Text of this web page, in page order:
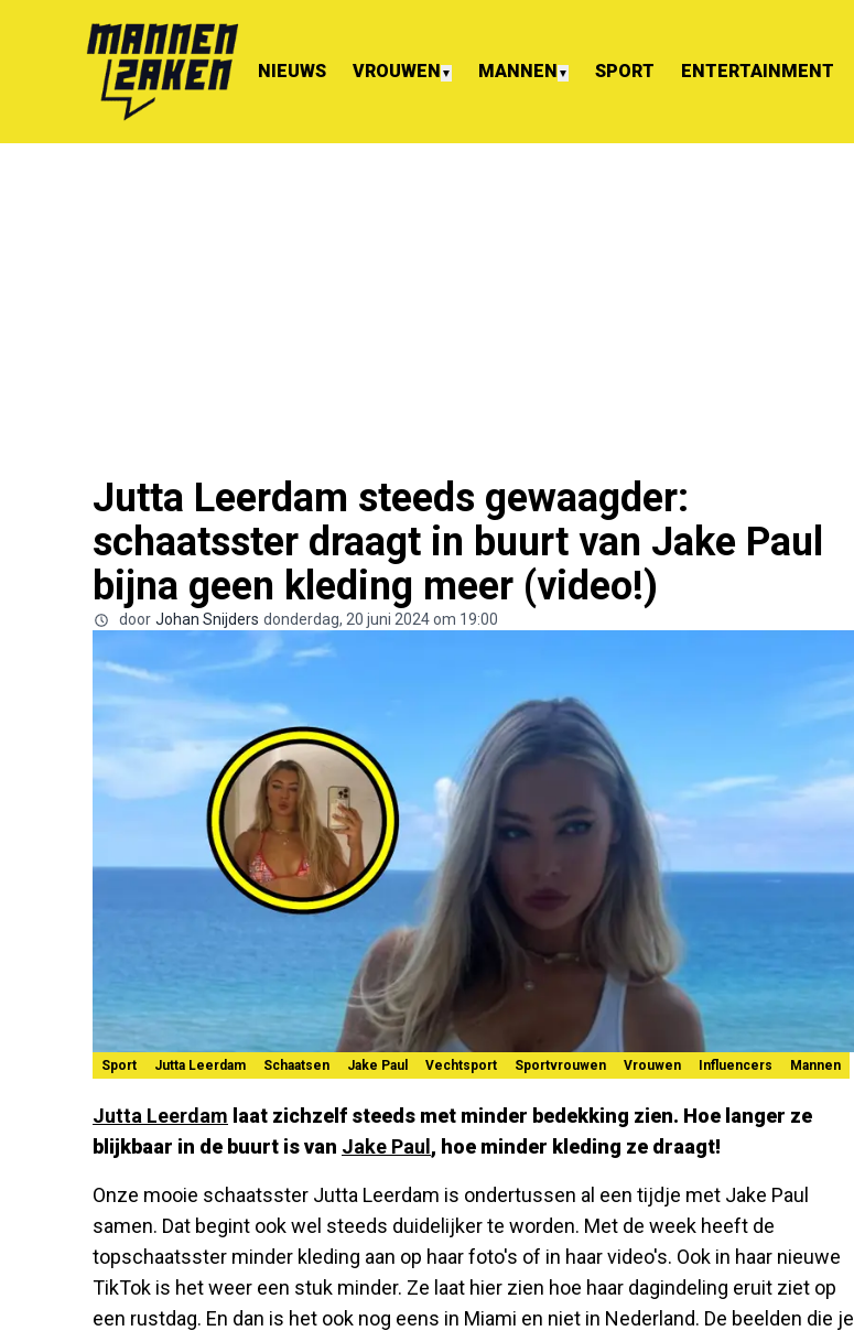
NIEUWS VROUWEN ▼ MANNEN ▼ SPORT ENTERTAINMENT
Jutta Leerdam steeds gewaagder:
schaatsster draagt in buurt van Jake Paul
bijna geen kleding meer (video!)
door Johan Snijders donderdag, 20 juni 2024 om 19:00
Sport Jutta Leerdam Schaatsen Jake Paul Vechtsport Sportvrouwen Vrouwen Influencers Mannen
Jutta Leerdam laat zichzelf steeds met minder bedekking zien. Hoe langer ze
blijkbaar in de buurt is van Jake Paul, hoe minder kleding ze draagt!
Onze mooie schaatsster Jutta Leerdam is ondertussen al een tijdje met Jake Paul
samen. Dat begint ook wel steeds duidelijker te worden. Met de week heeft de
topschaatsster minder kleding aan op haar foto's of in haar video's. Ook in haar nieuwe
TikTok is het weer een stuk minder. Ze laat hier zien hoe haar dagindeling eruit ziet op
een rustdag. En dan is het ook nog eens in Miami en niet in Nederland. De beelden die je